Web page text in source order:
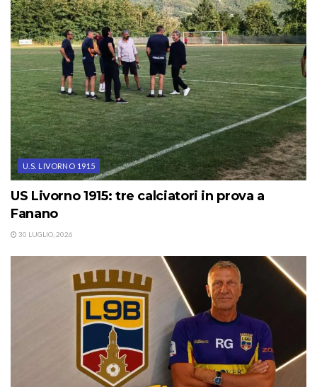
U.S. LIVORNO 1915
US Livorno 1915: tre calciatori in prova a
Fanano
30 LUGLIO, 2026